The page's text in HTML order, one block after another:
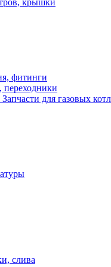
крышки
фитинги
переходники
Запчасти для газовых
слива